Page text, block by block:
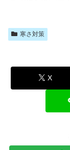
寒さ対策
X